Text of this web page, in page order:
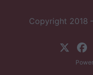
Copyright 2018